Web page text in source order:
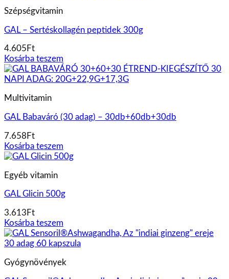
Szépségvitamin
GAL – Sertéskollagén peptidek 300g
4.605 Ft
Kosárba teszem
Multivitamin
GAL Babaváró (30 adag) – 30db+60db+30db
7.658 Ft
Kosárba teszem
Egyéb vitamin
GAL Glicin 500g
3.613 Ft
Kosárba teszem
Gyógynövények